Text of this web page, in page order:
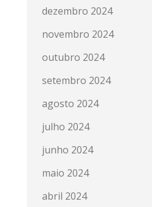
dezembro 2024
novembro 2024
outubro 2024
setembro 2024
agosto 2024
julho 2024
junho 2024
maio 2024
abril 2024